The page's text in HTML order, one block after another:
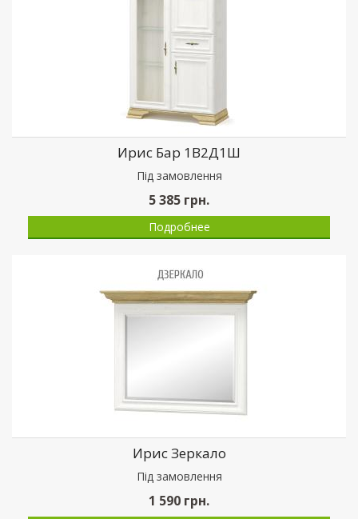
Ирис Бар 1В2Д1Ш
Пiд замовлення
5 385 грн.
Подробнее
Ирис Зеркало
Пiд замовлення
1 590 грн.